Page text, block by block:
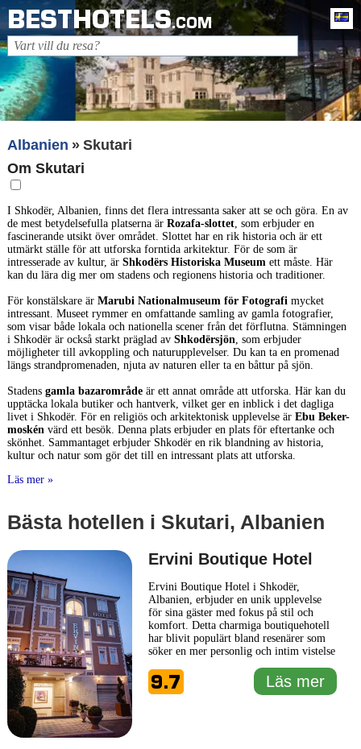
BESTHOTELS.COM
Albanien
Skutari
Om Skutari
I Shkodër, Albanien, finns det flera intressanta saker att se och göra. En av
de mest betydelsefulla platserna är Rozafa-slottet, som erbjuder en
fascinerande utsikt över området. Slottet har en rik historia och är ett
utmärkt ställe för att utforska forntida arkitektur. För de som är
intresserade av kultur, är Shkodërs Historiska Museumett måste. Här
kan du lära dig mer om stadens och regionens historia och traditioner.
För konstälskare är Marubi Nationalmuseum för Fotografimycket
intressant. Museet rymmer en omfattande samling av gamla fotografier,
som visar både lokala och nationella scener från det förflutna. Stämningen
i Shkodër är också starkt präglad av Shkodërsjön, som erbjuder
möjligheter till avkoppling och naturupplevelser. Du kan ta en promenad
längs strandpromenaden, njuta av naturen eller ta en båttur på sjön.
Stadens gamla bazarområdeär ett annat område att utforska. Här kan du
upptäcka lokala butiker och hantverk, vilket ger en inblick i det dagliga
livet i Shkodër. För en religiös och arkitektonisk upplevelse är Ebu Beker-
moskénvärd ett besök. Denna plats erbjuder en plats för eftertanke och
skönhet. Sammantaget erbjuder Shkodër en rik blandning av historia,
kultur och natur som gör det till en intressant plats att utforska.
Läs mer »
Bästa hotellen i Skutari, Albanien
Ervini Boutique Hotel
Ervini Boutique Hotel i Shkodër,
Albanien, erbjuder en unik upplevelse
för sina gäster med fokus på stil och
komfort. Detta charmiga boutiquehotell
har blivit populärt bland resenärer som
söker en mer personlig och intim vistelse
inredning som kombinerar modern
design med traditionella albanska inslag,
9.7 Läs mer